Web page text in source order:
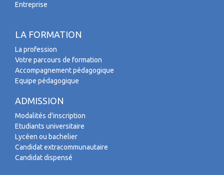
Entreprise
LA FORMATION
La profession
Votre parcours de formation
Accompagnement pédagogique
Equipe pédagogique
ADMISSION
Modalités d'inscription
Etudiants universitaire
Lycéen ou bachelier
Candidat extracommunautaire
Candidat dispensé